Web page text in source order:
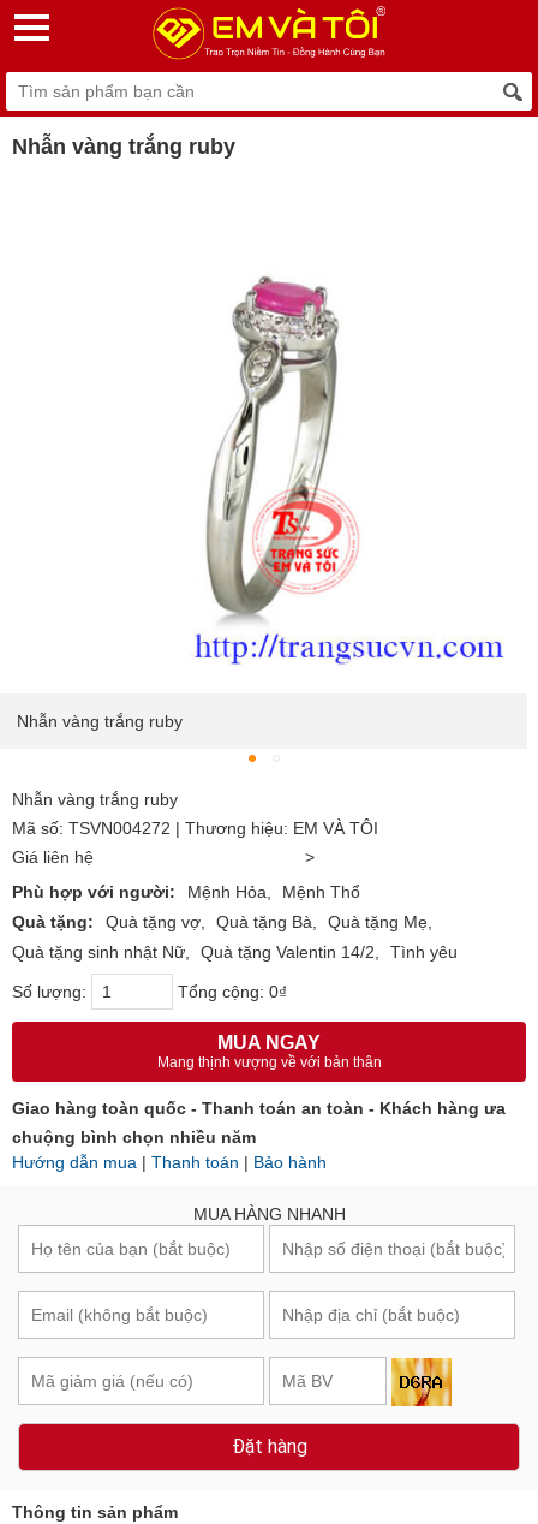
Nhẫn vàng trắng ruby
Nhẫn vàng trắng ruby
Nhẫn vàng trắng ruby
Mã số: TSVN004272 | Thương hiệu: EM VÀ TÔI
Giá liên hệ
>
Phù hợp với người:
Mệnh Hỏa
Mệnh Thổ
Quà tặng:
Quà tặng vợ Quà tặng Bà
Quà tặng Mẹ
Quà tặng sinh nhật Nữ
Quà tặng Valentin 14/2 Tình yêu
Số lượng: Tổng cộng: 0₫
MUA NGAY
Mang thịnh vượng về với bản thân
Giao hàng toàn quốc - Thanh toán an toàn - Khách hàng ưa
chuộng bình chọn nhiều năm
Hướng dẫn mua | Thanh toán | Bảo hành
MUA HÀNG NHANH
Đặt hàng
Thông tin sản phẩm